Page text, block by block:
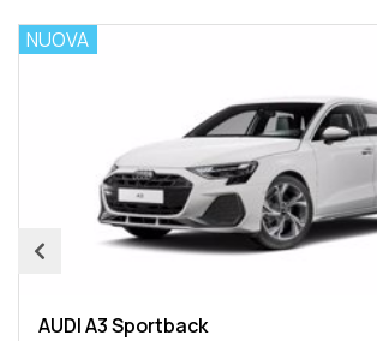
NUOVA
AUDI A3 Sportback